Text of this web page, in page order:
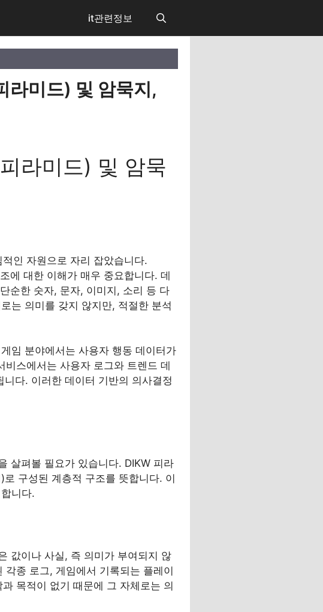
it관련정보
라미드) 및 암묵지,
라미드) 및 암묵
인 자원으로 자리 잡았습니다.
에 대한 이해가 매우 중요합니다. 데
순한 숫자, 문자, 이미지, 소리 등 다
는 의미를 갖지 않지만, 적절한 분석
임 분야에서는 사용자 행동 데이터가
스에서는 사용자 로그와 트렌드 데
다. 이러한 데이터 기반의 의사결정
살펴볼 필요가 있습니다. DIKW 피라
구성된 계층적 구조를 뜻합니다. 이
니다.
값이나 사실, 즉 의미가 부여되지 않
종 로그, 게임에서 기록되는 플레이
목적이 없기 때문에 그 자체로는 의